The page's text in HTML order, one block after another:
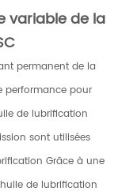
variable de la
permanent de la
performance pour
de lubrification
sont utilisées
Grâce à une
de lubrification